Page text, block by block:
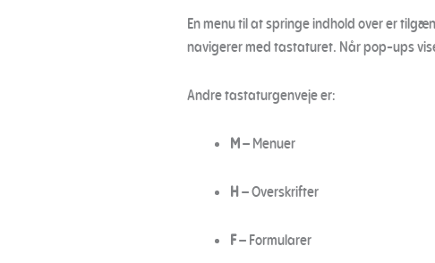
En menu til at springe indhold over er
navigerer med tastaturet. Når pop-ups
Andre tastaturgenveje er:
M– Menuer
H– Overskrifter
F– Formularer